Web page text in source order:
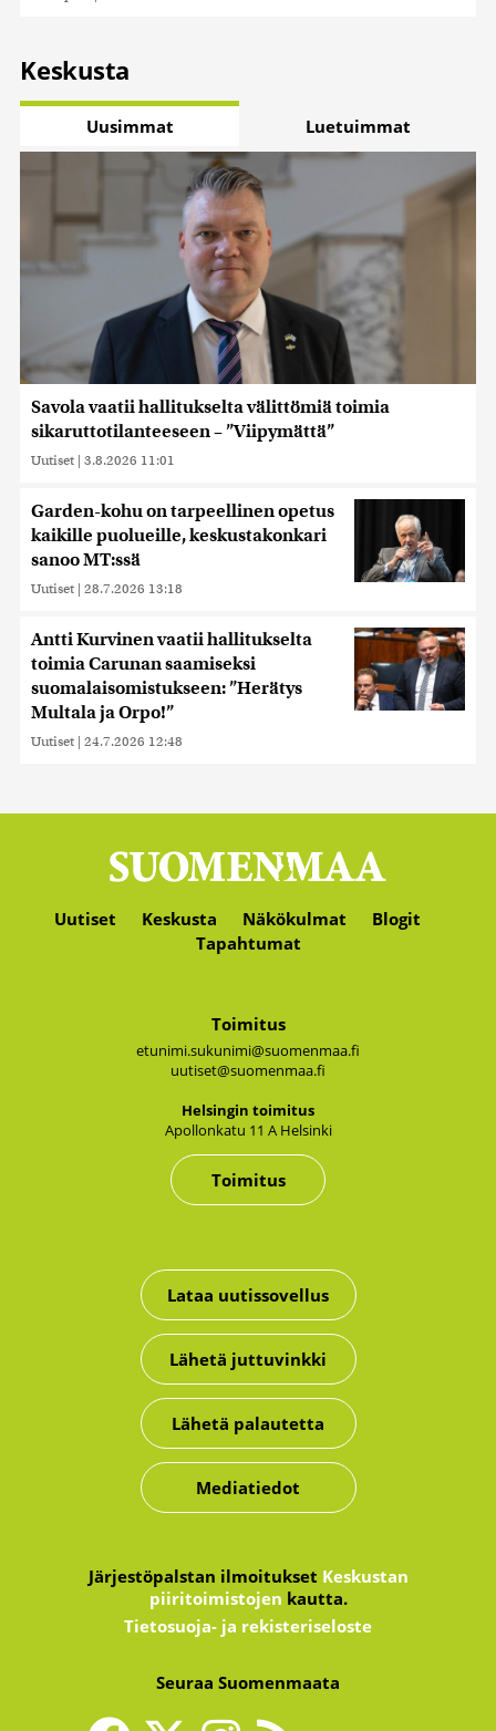
Keskusta
Uusimmat Luetuimmat
Savola vaatii hallitukselta välittömiä toimia
sikaruttotilanteeseen – ”Viipymättä”
Uutiset | 3.8.2026 11:01
Garden-kohu on tarpeellinen opetus
kaikille puolueille, keskustakonkari
sanoo MT:ssä
Uutiset | 28.7.2026 13:18
Antti Kurvinen vaatii hallitukselta
toimia Carunan saamiseksi
suomalaisomistukseen: ”Herätys
Multala ja Orpo!”
Uutiset | 24.7.2026 12:48
Uutiset Keskusta Näkökulmat
Blogit
Tapahtumat
Toimitus
etunimi.sukunimi@suomenmaa.fi
uutiset@suomenmaa.fi
Hel­sin­gin toi­mi­tus
Apol­lon­ka­tu 11 A Hel­sin­ki
Toimitus
Lataa uutissovellus
Lähetä juttuvinkki
Lähetä palautetta
Mediatiedot
Järjestöpalstan ilmoitukset Keskustan
piiritoimistojen kautta.
Tietosuoja- ja rekisteriseloste
Seuraa Suomenmaata